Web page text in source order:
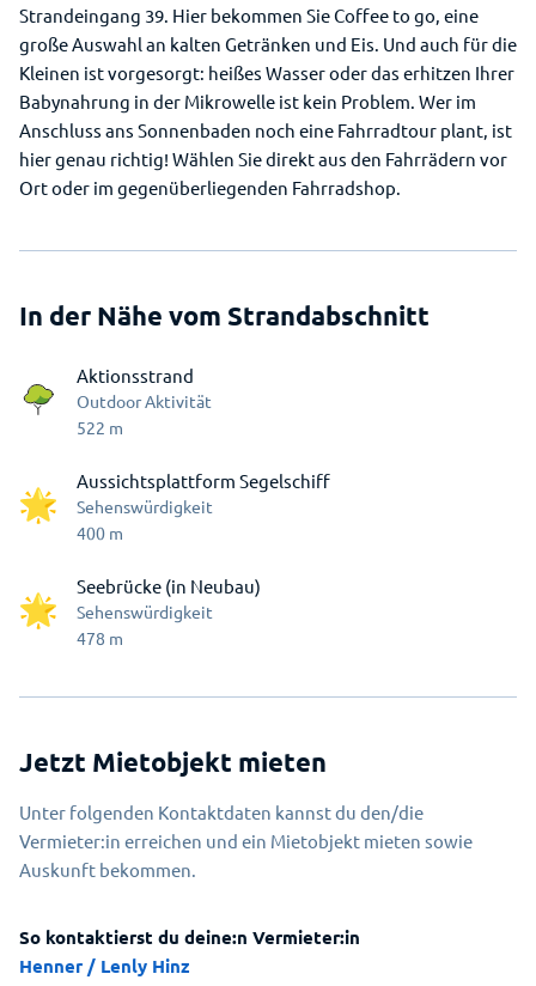
Strandeingang 39. Hier bekommen Sie Coffee to go, eine
große Auswahl an kalten Getränken und Eis. Und auch für die
Kleinen ist vorgesorgt: heißes Wasser oder das erhitzen Ihrer
Babynahrung in der Mikrowelle ist kein Problem. Wer im
Anschluss ans Sonnenbaden noch eine Fahrradtour plant, ist
hier genau richtig! Wählen Sie direkt aus den Fahrrädern vor
Ort oder im gegenüberliegenden Fahrradshop.
In der Nähe vom Strandabschnitt
Aktionsstrand
Outdoor Aktivität
522 m
Aussichtsplattform Segelschiff
Sehenswürdigkeit
400 m
Seebrücke (in Neubau)
Sehenswürdigkeit
478 m
Jetzt Mietobjekt mieten
Unter folgenden Kontaktdaten kannst du den/die
Vermieter:in erreichen und ein Mietobjekt mieten sowie
Auskunft bekommen.
So kontaktierst du deine:n Vermieter:in
Henner / Lenly Hinz